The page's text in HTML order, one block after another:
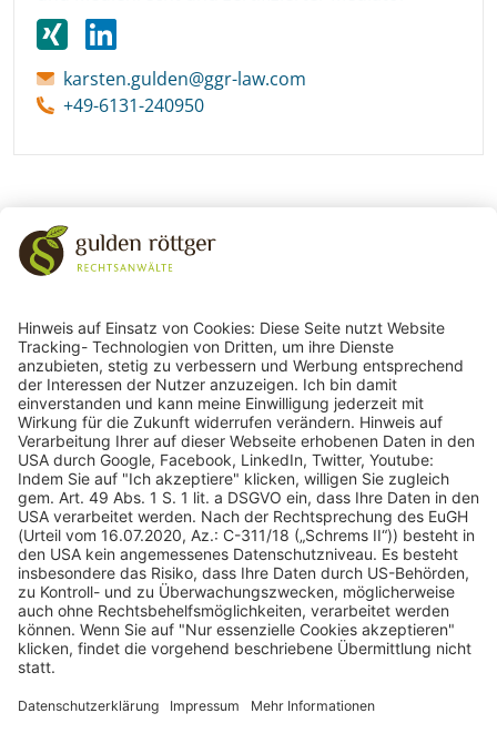
karsten.gulden@ggr-law.com
+49-6131-240950
gulden röttger rechtsanwälte
gulden röttger rechtsanwälte
Jean-Pierre-Jungels-Str.10
55126 Mainz
06131 240950
anfrage@ggr-law.com
Kontakt